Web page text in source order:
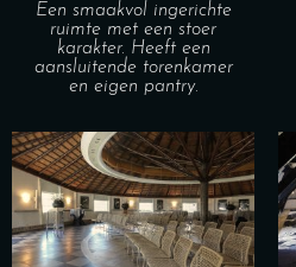
Een smaakvol ingerichte
ruimte met een stoer
karakter. Heeft een
aansluitende torenkamer
en eigen pantry.